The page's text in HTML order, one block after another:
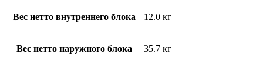
Вес нетто внутреннего блока 12.0 кг
Вес нетто наружного блока 35.7 кг